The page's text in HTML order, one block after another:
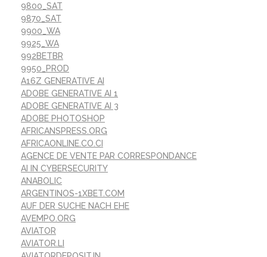
9800_SAT
9870_SAT
9900_WA
9925_WA
992BETBR
9950_PROD
A16Z GENERATIVE AI
ADOBE GENERATIVE AI 1
ADOBE GENERATIVE AI 3
ADOBE PHOTOSHOP
AFRICANSPRESS.ORG
AFRICAONLINE.CO.CI
AGENCE DE VENTE PAR CORRESPONDANCE
AI IN CYBERSECURITY
ANABOLIC
ARGENTINOS-1XBET.COM
AUF DER SUCHE NACH EHE
AVEMPO.ORG
AVIATOR
AVIATOR.LI